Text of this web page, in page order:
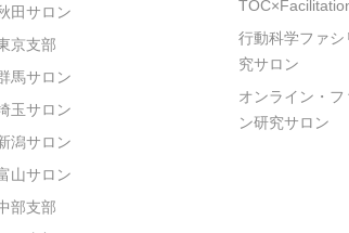
田サロン
京支部
馬サロン
玉サロン
潟サロン
山サロン
部支部
行動科学ファ
究サロン
オンライン・
ン研究サロン